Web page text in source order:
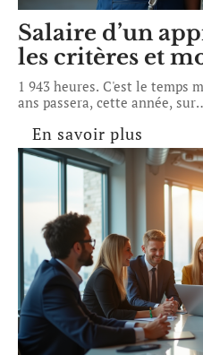
Salaire d’un
les critères et
1 943 heures. C'est le temps
ans passera, cette année, sur
En savoir plus